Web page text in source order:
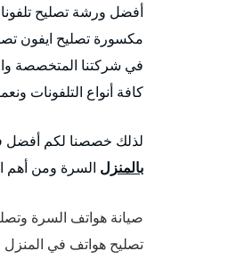
أفضل ورشة تصليح
مكسورة تصليح ايفون
في شركتنا المتخصصة
كافة أنواع التلفونات
لذلك خصصنا لكم أفضل
بالمنزل السرة ومن أهم
صيانة هواتف السرة
تصليح هواتف في المنزل